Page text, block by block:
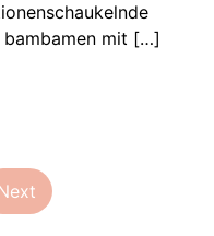
bambamen mit […]